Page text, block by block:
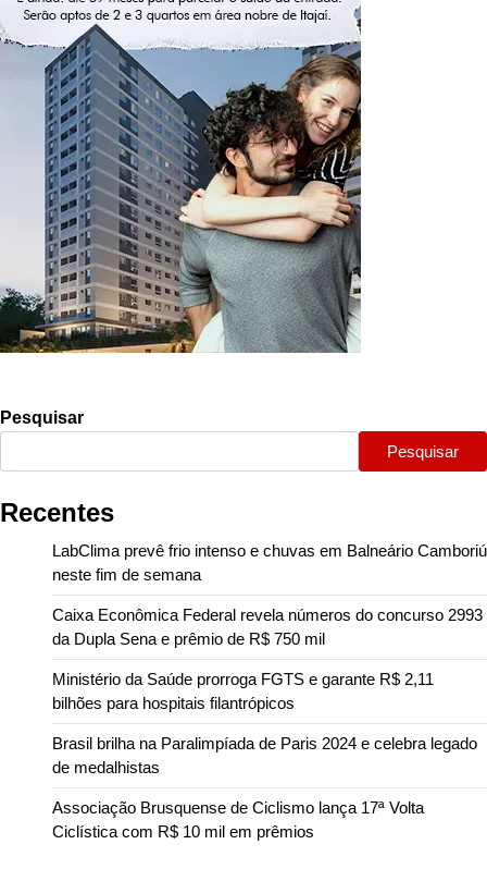
Pesquisar
Pesquisar
Recentes
LabClima prevê frio intenso e chuvas em Balneário Camboriú
neste fim de semana
Caixa Econômica Federal revela números do concurso 2993
da Dupla Sena e prêmio de R$ 750 mil
Ministério da Saúde prorroga FGTS e garante R$ 2,11
bilhões para hospitais filantrópicos
Brasil brilha na Paralimpíada de Paris 2024 e celebra legado
de medalhistas
Associação Brusquense de Ciclismo lança 17ª Volta
Ciclística com R$ 10 mil em prêmios